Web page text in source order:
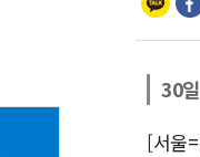
30
[서울